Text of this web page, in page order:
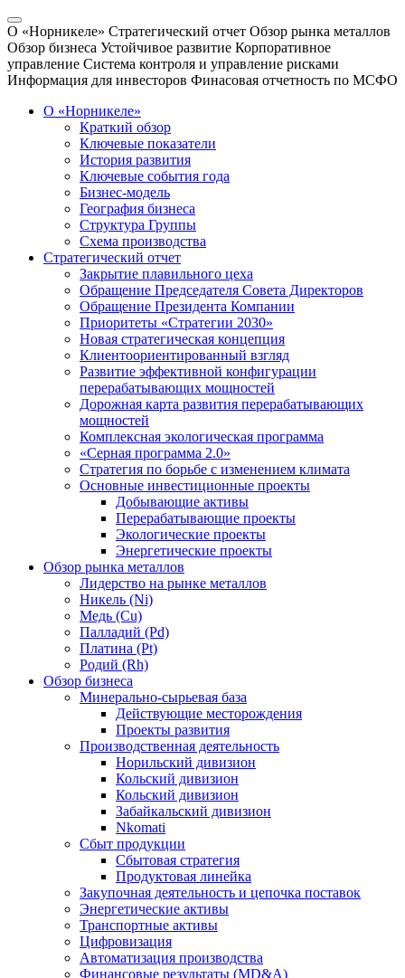
О «Норникеле» Стратегический отчет Обзор рынка металлов
Обзор бизнеса Устойчивое развитие Корпоративное
управление Система контроля и управление рисками
Информация для инвесторов Финасовая отчетность по МСФО
О «Норникеле»
Краткий обзор
Ключевые показатели
История развития
Ключевые события года
Бизнес-модель
География бизнеса
Структура Группы
Схема производства
Стратегический отчет
Закрытие плавильного цеха
Обращение Председателя Совета Директоров
Обращение Президента Компании
Приоритеты «Стратегии 2030»
Новая стратегическая концепция
Клиентоориентированный взгляд
Развитие эффективной конфигурации
перерабатывающих мощностей
Дорожная карта развития перерабатывающих
мощностей
Комплексная экологическая программа
«Серная программа 2.0»
Стратегия по борьбе с изменением климата
Основные инвестиционные проекты
Добывающие активы
Перерабатывающие проекты
Экологические проекты
Энергетические проекты
Обзор рынка металлов
Лидерство на рынке металлов
Никель (Ni)
Медь (Cu)
Палладий (Pd)
Платина (Pt)
Родий (Rh)
Обзор бизнеса
Минерально-сырьевая база
Действующие месторождения
Проекты развития
Производственная деятельность
Норильский дивизион
Кольский дивизион
Кольский дивизион
Забайкальский дивизион
Nkomati
Сбыт продукции
Сбытовая стратегия
Продуктовая линейка
Закупочная деятельность и цепочка поставок
Энергетические активы
Транспортные активы
Цифровизация
Автоматизация производства
Финансовые результаты (MD&A)